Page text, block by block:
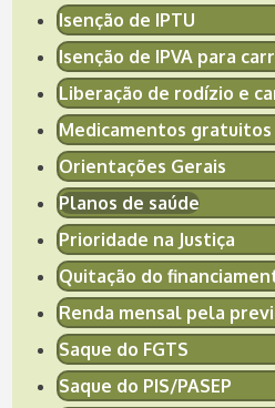
Isenção de IPTU
Isenção de IPVA para
Liberação de rodízio e
Medicamentos gratuitos
Orientações Gerais
Planos de saúde
Prioridade na Justiça
Quitação do
Renda mensal pela
Saque do FGTS
Saque do PIS/PASEP